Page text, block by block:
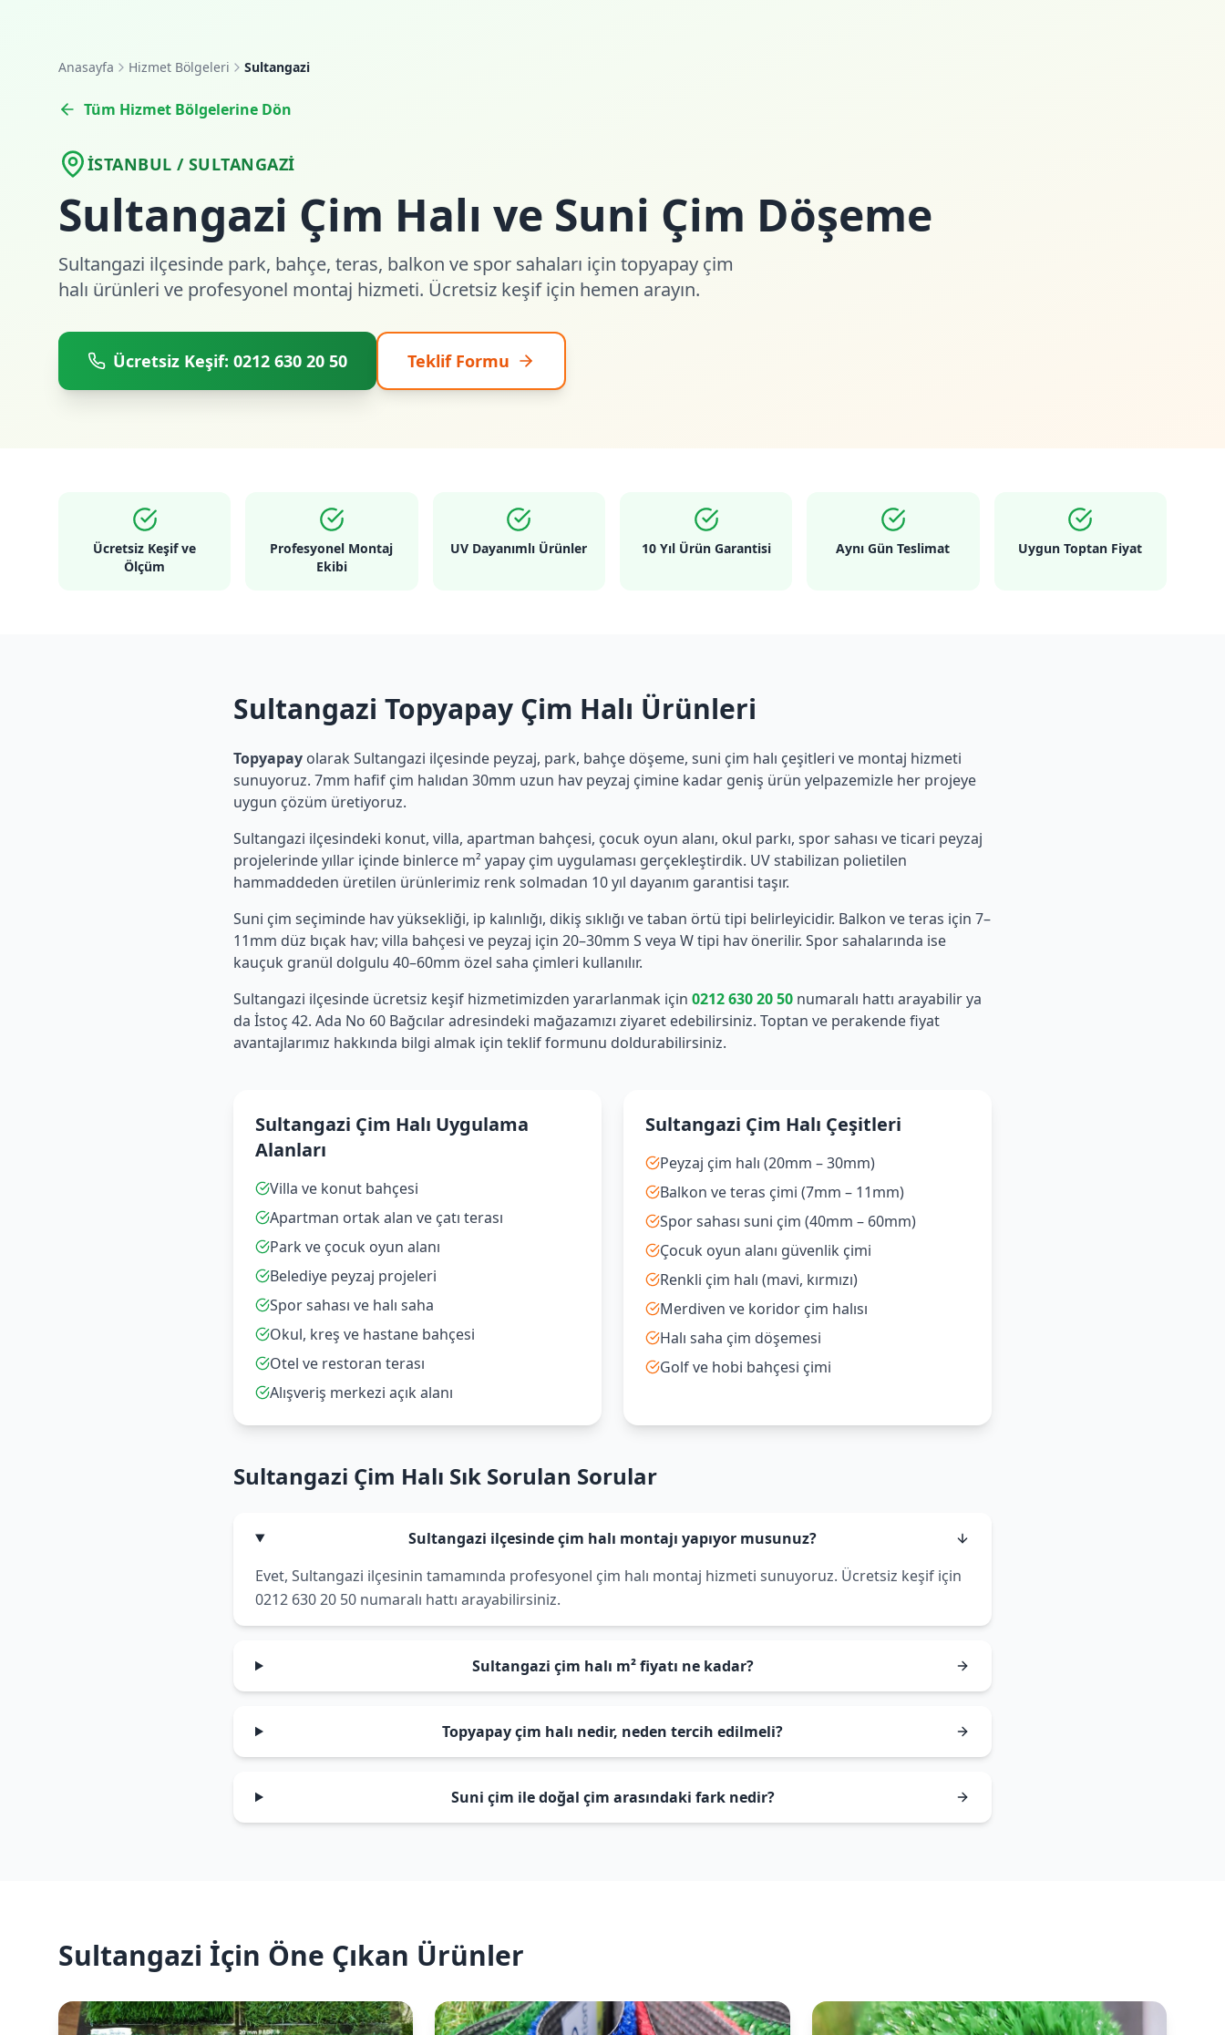
Anasayfa Hizmet Bölgeleri Sultangazi
Tüm Hizmet Bölgelerine Dön
İSTANBUL / SULTANGAZI
Sultangazi Çim Halı ve Suni Çim Döşeme
Sultangazi ilçesinde park, bahçe, teras, balkon ve spor sahaları için topyapay çim
halı ürünleri ve profesyonel montaj hizmeti. Ücretsiz keşif için hemen arayın.
Ücretsiz Keşif: 0212 630 20 50 Teklif Formu
Ücretsiz Keşif ve
Ölçüm
Profesyonel Montaj
Ekibi
UV Dayanımlı Ürünler 10 Yıl Ürün Garantisi Aynı Gün Teslimat Uygun Toptan Fiyat
Sultangazi Topyapay Çim Halı Ürünleri
Topyapay olarak Sultangazi ilçesinde peyzaj, park, bahçe döşeme, suni çim halı çeşitleri ve montaj hizmeti
sunuyoruz. 7mm hafif çim halıdan 30mm uzun hav peyzaj çimine kadar geniş ürün yelpazemizle her projeye
uygun çözüm üretiyoruz.
Sultangazi ilçesindeki konut, villa, apartman bahçesi, çocuk oyun alanı, okul parkı, spor sahası ve ticari peyzaj
projelerinde yıllar içinde binlerce m² yapay çim uygulaması gerçekleştirdik. UV stabilizan polietilen
hammaddeden üretilen ürünlerimiz renk solmadan 10 yıl dayanım garantisi taşır.
Suni çim seçiminde hav yüksekliği, ip kalınlığı, dikiş sıklığı ve taban örtü tipi belirleyicidir. Balkon ve teras için 7–
11mm düz bıçak hav; villa bahçesi ve peyzaj için 20–30mm S veya W tipi hav önerilir. Spor sahalarında ise
kauçuk granül dolgulu 40–60mm özel saha çimleri kullanılır.
Sultangazi ilçesinde ücretsiz keşif hizmetimizden yararlanmak için 0212 630 20 50 numaralı hattı arayabilir ya
da İstoç 42. Ada No 60 Bağcılar adresindeki mağazamızı ziyaret edebilirsiniz. Toptan ve perakende fiyat
avantajlarımız hakkında bilgi almak için teklif formunu doldurabilirsiniz.
Sultangazi Çim Halı Uygulama
Alanları
Villa ve konut bahçesi
Apartman ortak alan ve çatı terası
Park ve çocuk oyun alanı
Belediye peyzaj projeleri
Spor sahası ve halı saha
Okul, kreş ve hastane bahçesi
Otel ve restoran terası
Alışveriş merkezi açık alanı
Sultangazi Çim Halı Çeşitleri
Peyzaj çim halı (20mm – 30mm)
Balkon ve teras çimi (7mm – 11mm)
Spor sahası suni çim (40mm – 60mm)
Çocuk oyun alanı güvenlik çimi
Renkli çim halı (mavi, kırmızı)
Merdiven ve koridor çim halısı
Halı saha çim döşemesi
Golf ve hobi bahçesi çimi
Sultangazi Çim Halı Sık Sorulan Sorular
Sultangazi ilçesinde çim halı montajı yapıyor musunuz?
Evet, Sultangazi ilçesinin tamamında profesyonel çim halı montaj hizmeti sunuyoruz. Ücretsiz keşif için
0212 630 20 50 numaralı hattı arayabilirsiniz.
Sultangazi çim halı m² fiyatı ne kadar?
Topyapay çim halı nedir, neden tercih edilmeli?
Suni çim ile doğal çim arasındaki fark nedir?
Sultangazi İçin Öne Çıkan Ürünler